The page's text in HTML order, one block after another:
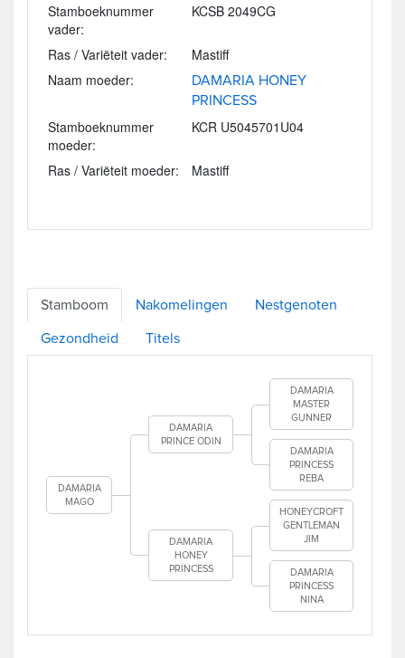
Stamboeknummer
vader:
KCSB 2049CG
Ras / Variëteit vader:
Mastiff
Naam moeder:
DAMARIA HONEY
PRINCESS
Stamboeknummer
moeder:
KCR U5045701U04
Ras / Variëteit moeder: Mastiff
Stamboom Nakomelingen Nestgenoten
Gezondheid Titels
DAMARIA
MAGO
DAMARIA
PRINCE ODIN
DAMARIA
MASTER
GUNNER
DAMARIA
PRINCESS
REBA
DAMARIA
HONEY
PRINCESS
HONEYCROFT
GENTLEMAN
JIM
DAMARIA
PRINCESS
NINA